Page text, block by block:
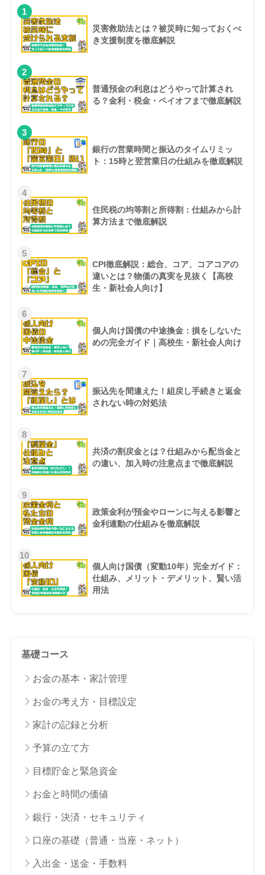
1
災害救助法とは？被災時に知っておくべ
き支援制度を徹底解説
2
普通預金の利息はどうやって計算され
る？金利・税金・ペイオフまで徹底解説
3
銀行の営業時間と振込のタイムリミッ
ト：15時と翌営業日の仕組みを徹底解説
4
住民税の均等割と所得割：仕組みから計
算方法まで徹底解説
5
CPI徹底解説：総合、コア、コアコアの
違いとは？物価の真実を見抜く【高校
生・新社会人向け】
6
個人向け国債の中途換金：損をしないた
めの完全ガイド｜高校生・新社会人向け
7
振込先を間違えた！組戻し手続きと返金
されない時の対処法
8
共済の割戻金とは？仕組みから配当金と
の違い、加入時の注意点まで徹底解説
9
政策金利が預金やローンに与える影響と
金利連動の仕組みを徹底解説
10
個人向け国債（変動10年）完全ガイド：
仕組み、メリット・デメリット、賢い活
用法
基礎コース
お金の基本・家計管理
お金の考え方・目標設定
家計の記録と分析
予算の立て方
目標貯金と緊急資金
お金と時間の価値
銀行・決済・セキュリティ
口座の基礎（普通・当座・ネット）
入出金・送金・手数料